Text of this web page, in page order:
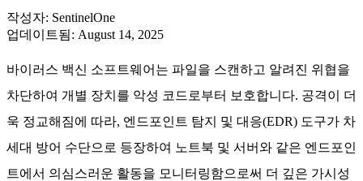
작성자: SentinelOne
업데이트됨: August 14, 2025
바이러스 백신 소프트웨어는 파일을 스캔하고 알려진 위협을
차단하여 개별 장치를 악성 코드로부터 보호합니다. 공격이 더
욱 정교해짐에 따라, 엔드포인트 탐지 및 대응(EDR) 도구가 차
세대 방어 수단으로 등장하여 노트북 및 서버와 같은 엔드포인
트에서 의심스러운 활동을 모니터링함으로써 더 깊은 가시성